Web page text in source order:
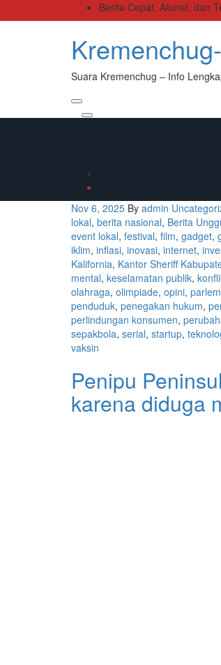
to
Berita Cepat, Akurat, dan
Suara Kremenchug – Info
Primary
Nov 6, 2025 By admin
lokal, berita nasional, Berita
event lokal, festival, film, gadget,
iklim, inflasi, inovasi, internet,
Kalifornia, Kantor Sheriff
mental, keselamatan publik,
olahraga, olimpiade, opini,
penduduk, penegakan hukum,
perlindungan konsumen,
sepakbola, serial, startup,
vaksin
Penipu
karena diduga